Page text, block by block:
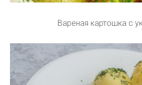
Вареная картошка с